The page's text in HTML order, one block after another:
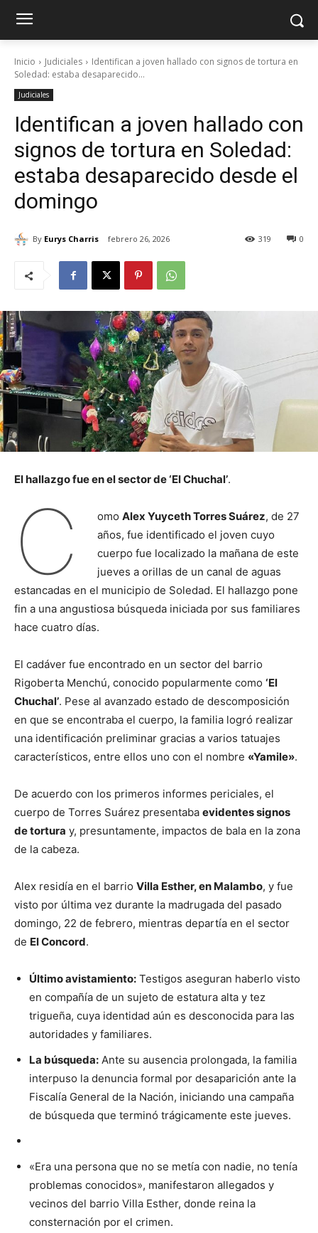
Inicio Judiciales
Identifican a joven hallado con signos de tortura en
Soledad: estaba desaparecido...
Judiciales
Identifican a joven hallado con
signos de tortura en Soledad:
estaba desaparecido desde el
domingo
By Eurys Charris febrero 26, 2026 0
319
El hallazgo fue en el sector de ‘El Chuchal’.
C omo Alex Yuyceth Torres Suárez, de 27
años, fue identificado el joven cuyo
cuerpo fue localizado la mañana de este
jueves a orillas de un canal de aguas
estancadas en el municipio de Soledad. El hallazgo pone
fin a una angustiosa búsqueda iniciada por sus familiares
hace cuatro días.
El cadáver fue encontrado en un sector del barrio
Rigoberta Menchú, conocido popularmente como ‘El
Chuchal’. Pese al avanzado estado de descomposición
en que se encontraba el cuerpo, la familia logró realizar
una identificación preliminar gracias a varios tatuajes
característicos, entre ellos uno con el nombre «Yamile».
De acuerdo con los primeros informes periciales, el
cuerpo de Torres Suárez presentaba evidentes signos
de tortura y, presuntamente, impactos de bala en la zona
de la cabeza.
Alex residía en el barrio Villa Esther, en Malambo, y fue
visto por última vez durante la madrugada del pasado
domingo, 22 de febrero, mientras departía en el sector
de El Concord.
Último avistamiento: Testigos aseguran haberlo visto
en compañía de un sujeto de estatura alta y tez
trigueña, cuya identidad aún es desconocida para las
autoridades y familiares.
La búsqueda: Ante su ausencia prolongada, la familia
interpuso la denuncia formal por desaparición ante la
Fiscalía General de la Nación, iniciando una campaña
de búsqueda que terminó trágicamente este jueves.
«Era una persona que no se metía con nadie, no tenía
problemas conocidos», manifestaron allegados y
vecinos del barrio Villa Esther, donde reina la
consternación por el crimen.